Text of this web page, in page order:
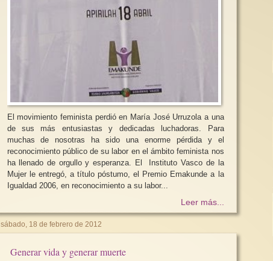
El movimiento feminista perdió en María José Urruzola a una
de sus más entusiastas y dedicadas luchadoras. Para
muchas de nosotras ha sido una enorme pérdida y el
reconocimiento público de su labor en el ámbito feminista nos
ha llenado de orgullo y esperanza. El Instituto Vasco de la
Mujer le entregó, a título póstumo, el Premio Emakunde a la
Igualdad 2006, en reconocimiento a su labor...
Leer más...
sábado, 18 de febrero de 2012
Generar vida y generar muerte